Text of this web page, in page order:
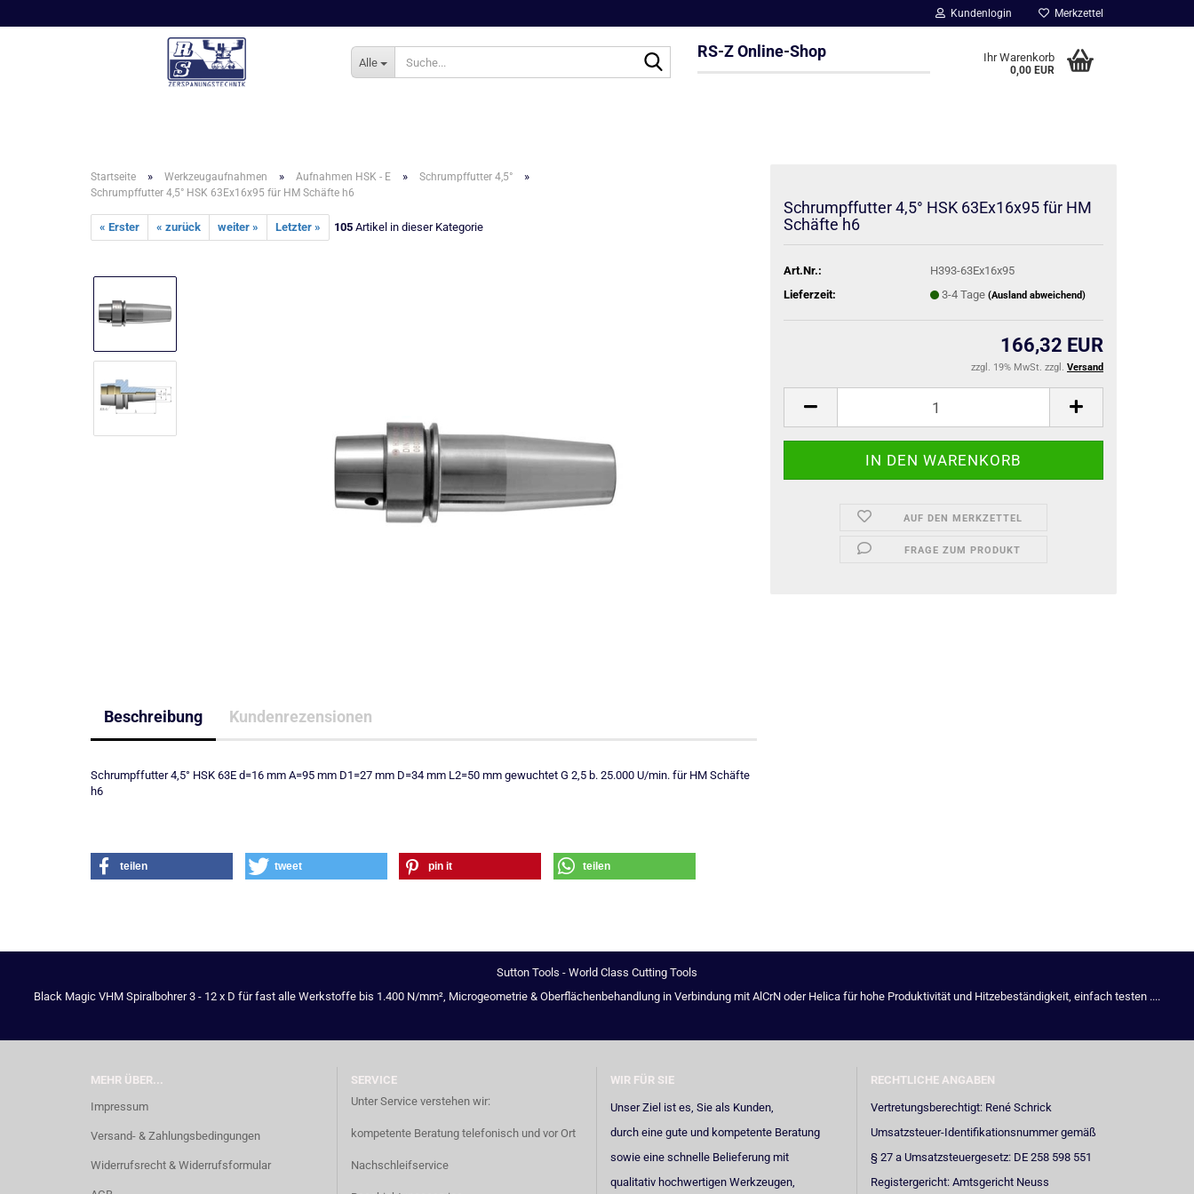
Kundenlogin Merkzettel
Alle
Suche...RS-Z Online-Shop Ihr Warenkorb
0,00 EUR
Startseite » Werkzeugaufnahmen » Aufnahmen HSK - E » Schrumpffutter 4,5° »
Schrumpffutter 4,5° HSK 63Ex16x95 für HM Schäfte h6
« Erster « zurück weiter » Letzter » 105 Artikel in dieser Kategorie
Schrumpffutter 4,5° HSK 63Ex16x95 für HM
Schäfte h6
Art.Nr.:
H393-63Ex16x95
Lieferzeit:
3-4 Tage (Ausland abweichend)
166,32 EUR
zzgl. 19% MwSt. zzgl. Versand
AUF DEN MERKZETTEL
FRAGE ZUM PRODUKT
Beschreibung Kundenrezensionen
Schrumpffutter 4,5° HSK 63E d=16 mm A=95 mm D1=27 mm D=34 mm L2=50 mm gewuchtet G 2,5 b. 25.000 U/min. für HM Schäfte
h6
teilen tweet pin it teilen
Sutton Tools - World Class Cutting Tools
Black Magic VHM Spiralbohrer 3 - 12 x D für fast alle Werkstoffe bis 1.400 N/mm², Microgeometrie & Oberflächenbehandlung in Verbindung mit AlCrN oder Helica für hohe Produktivität und Hitzebeständigkeit, einfach testen ....
MEHR ÜBER...
Impressum
Versand- & Zahlungsbedingungen
Widerrufsrecht & Widerrufsformular
SERVICE
Unter Service verstehen wir:
kompetente Beratung telefonisch und vor Ort
Nachschleifservice
WIR FÜR SIE
Unser Ziel ist es, Sie als Kunden,
durch eine gute und kompetente Beratung
sowie eine schnelle Belieferung mit
qualitativ hochwertigen Werkzeugen,
RECHTLICHE ANGABEN
Vertretungsberechtigt: René Schrick
Umsatzsteuer-Identifikationsnummer gemäß
§ 27 a Umsatzsteuergesetz: DE 258 598 551
Registergericht: Amtsgericht Neuss